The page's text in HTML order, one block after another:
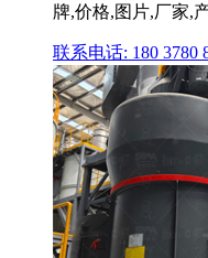
牌,价格,图片,厂家,
联系电话: 180 3780